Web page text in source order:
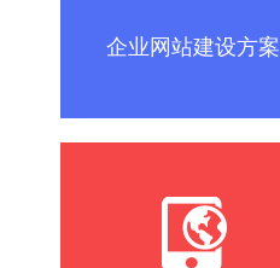
企业网站建设方案